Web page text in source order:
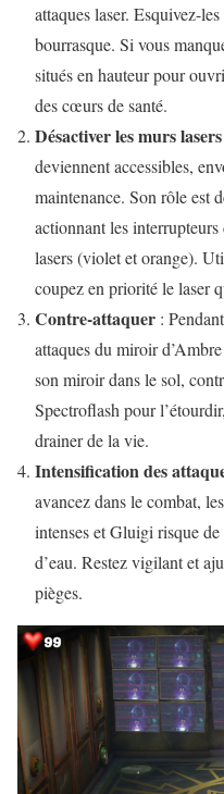
attaques laser. Esquivez-
bourrasque. Si vous
situés en hauteur pour
des cœurs de santé.
Désactiver les murs lasers
deviennent accessibles,
maintenance. Son rôle est
actionnant les
lasers (violet et orange).
coupez en priorité le laser
Contre-attaquer :
attaques du miroir
son miroir dans le sol,
Spectroflash pour
drainer de la vie.
Intensification des
avancez dans le combat,
intenses et Gluigi risque
d’eau. Restez vigilant et
pièges.